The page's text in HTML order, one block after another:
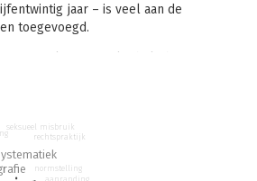
jaar – is veel aan de
toegevoegd.
de komst van de smartphone en de
zijn uitwerking heeft op de wijze
kunnen uiten en seksueel
normstelling
aanranding
seksueel misbruik
rechtspraktijk